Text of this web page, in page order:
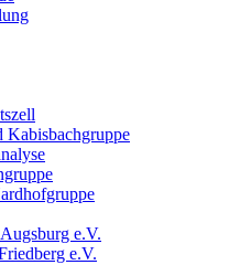
Kabisbachgruppe
e.V.
e.V.